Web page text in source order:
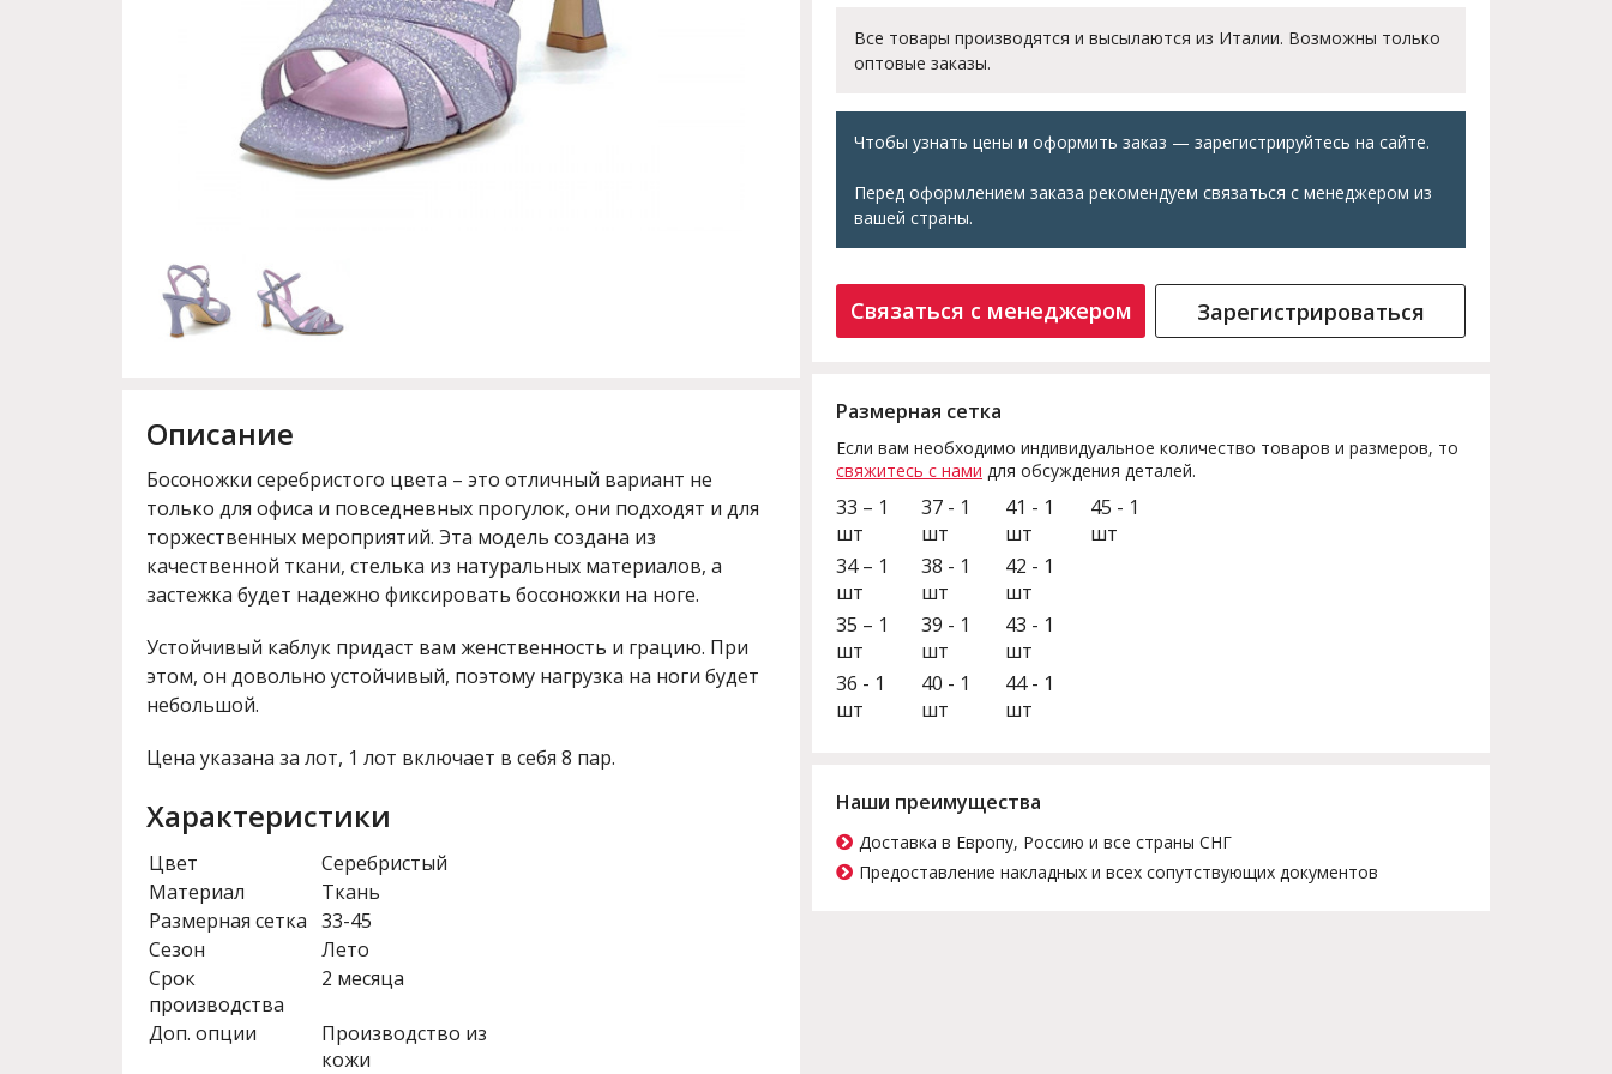
Описание
Босоножки серебристого цвета – это отличный вариант не
только для офиса и повседневных прогулок, они подходят и для
торжественных мероприятий. Эта модель создана из
качественной ткани, стелька из натуральных материалов, а
застежка будет надежно фиксировать босоножки на ноге.
Устойчивый каблук придаст вам женственность и грацию. При
этом, он довольно устойчивый, поэтому нагрузка на ноги будет
небольшой.
Цена указана за лот, 1 лот включает в себя 8 пар.
Характеристики
Цвет
Серебристый
Материал
Ткань
Размерная сетка 33-45
Сезон
Лето
Срок
производства
2 месяца
Доп. опции
Производство из
кожи
Все товары производятся и высылаются из Италии. Возможны только
оптовые заказы.
Чтобы узнать цены и оформить заказ — зарегистрируйтесь на сайте.
Перед оформлением заказа рекомендуем связаться с менеджером из
вашей страны.
Связаться с менеджером Зарегистрироваться
Размерная сетка
Если вам необходимо индивидуальное количество товаров и размеров, то
свяжитесь с нами для обсуждения деталей.
33 – 1
шт
34 – 1
шт
35 – 1
шт
36 - 1
шт
37 - 1
шт
38 - 1
шт
39 - 1
шт
40 - 1
шт
41 - 1
шт
42 - 1
шт
43 - 1
шт
44 - 1
шт
45 - 1
шт
Наши преимущества
Доставка в Европу, Россию и все страны СНГ
Предоставление накладных и всех сопутствующих документов